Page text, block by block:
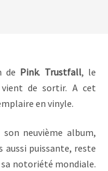
de Pink. Trustfall, le
vient de sortir. A cet
en vinyle.
neuvième album,
aussi puissante, reste
notoriété mondiale.